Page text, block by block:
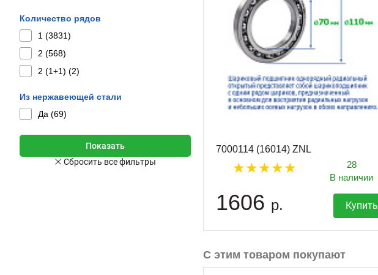
Количество рядов
1 (3831)
2 (568)
2 (1+1) (2)
Из нержавеющей стали
Да (69)
7000114 (16014) ZNL
28
В наличии
1606 р. Купить
С этим товаром покупают